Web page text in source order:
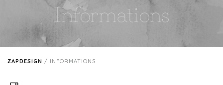
ZAPDESIGN / INFORMATIONS